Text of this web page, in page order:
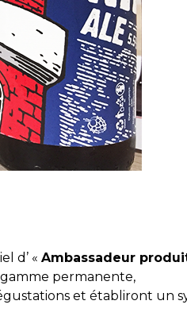
d’ « Ambassadeur
permanente,
et établiront un